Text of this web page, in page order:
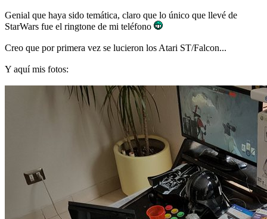
Genial que haya sido temática, claro que lo único que llevé de
StarWars fue el ringtone de mi teléfono
Creo que por primera vez se lucieron los Atari ST/Falcon...
Y aquí mis fotos: